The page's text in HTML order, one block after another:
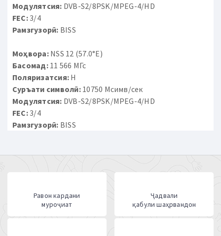
Модулятсия: DVB-S2/8PSK/MPEG-4/HD
FEC:3/4
Рамзгузорӣ: BISS
Моҳвора:NSS 12 (57.0°E)
Басомад:11 566 МГс
Поляризатсия: H
Суръати символӣ:10750 Мсимв/сек
Модулятсия: DVB-S2/8PSK/MPEG-4/HD
FEC:3/4
Рамзгузорӣ: BISS
Равон кардани
муроҷиат
Ҷадвали
қабули шаҳрвандон